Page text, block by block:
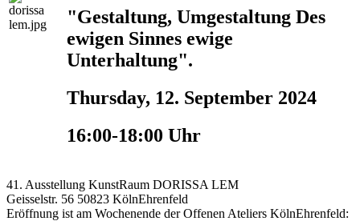
"Gestaltung, Umgestaltung Des
ewigen Sinnes ewige
Unterhaltung".
Thursday, 12. September 2024
16:00-18:00 Uhr
41. Ausstellung KunstRaum DORISSA LEM
Geisselstr. 56 50823 KölnEhrenfeld
Eröffnung ist am Wochenende der Offenen Ateliers KölnEhrenfeld: